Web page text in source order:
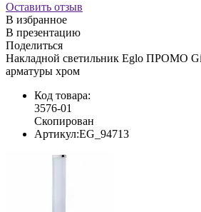
Оставить отзыв
В избранное
В презентацию
Поделиться
Накладной светильник Eglo ПРОМО
арматуры хром
Код товара:
3576-01
Скопирован
Артикул:EG_94713